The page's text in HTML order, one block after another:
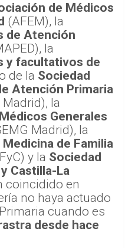
de Médicos
(AFEM), la
de Atención
la
y facultativos de
de la Sociedad
Atención Primaria
Madrid), la
Generales
Madrid), la
de Familia
y la Sociedad
Castilla-La
coincidido en
no haya actuado
cuando es
desde hace